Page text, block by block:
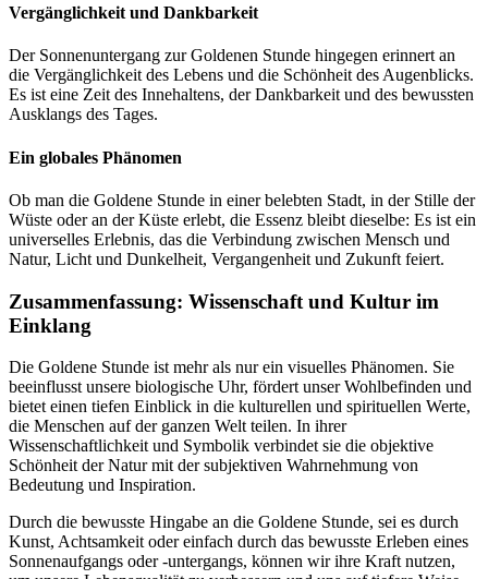
Vergänglichkeit und Dankbarkeit
Der Sonnenuntergang zur Goldenen Stunde hingegen erinnert an
die Vergänglichkeit des Lebens und die Schönheit des Augenblicks.
Es ist eine Zeit des Innehaltens, der Dankbarkeit und des bewussten
Ausklangs des Tages.
Ein globales Phänomen
Ob man die Goldene Stunde in einer belebten Stadt, in der Stille der
Wüste oder an der Küste erlebt, die Essenz bleibt dieselbe: Es ist ein
universelles Erlebnis, das die Verbindung zwischen Mensch und
Natur, Licht und Dunkelheit, Vergangenheit und Zukunft feiert.
Zusammenfassung: Wissenschaft und Kultur im
Einklang
Die Goldene Stunde ist mehr als nur ein visuelles Phänomen. Sie
beeinflusst unsere biologische Uhr, fördert unser Wohlbefinden und
bietet einen tiefen Einblick in die kulturellen und spirituellen Werte,
die Menschen auf der ganzen Welt teilen. In ihrer
Wissenschaftlichkeit und Symbolik verbindet sie die objektive
Schönheit der Natur mit der subjektiven Wahrnehmung von
Bedeutung und Inspiration.
Durch die bewusste Hingabe an die Goldene Stunde, sei es durch
Kunst, Achtsamkeit oder einfach durch das bewusste Erleben eines
Sonnenaufgangs oder -untergangs, können wir ihre Kraft nutzen,